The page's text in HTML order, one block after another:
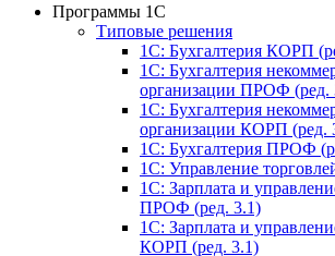
Программы 1С
Типовые решения
1C: Бухгалтерия КОРП
1С: Бухгалтерия
организации ПРОФ (ред.
1С: Бухгалтерия
организации КОРП (ред.
1C: Бухгалтерия ПРОФ
1C: Управление
1C: Зарплата и
ПРОФ (ред. 3.1)
1C: Зарплата и
КОРП (ред. 3.1)